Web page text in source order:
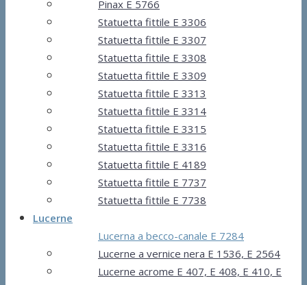
Pinax E 5766
Statuetta fittile E 3306
Statuetta fittile E 3307
Statuetta fittile E 3308
Statuetta fittile E 3309
Statuetta fittile E 3313
Statuetta fittile E 3314
Statuetta fittile E 3315
Statuetta fittile E 3316
Statuetta fittile E 4189
Statuetta fittile E 7737
Statuetta fittile E 7738
Lucerne
Lucerna a becco-canale E 7284
Lucerne a vernice nera E 1536, E 2564
Lucerne acrome E 407, E 408, E 410, E